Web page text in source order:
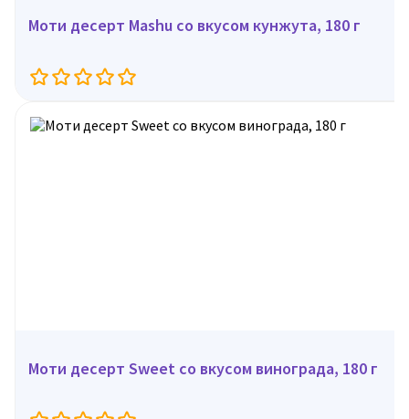
Моти десерт Mashu со вкусом кунжута, 180 г
Моти десерт Sweet со вкусом винограда, 180 г